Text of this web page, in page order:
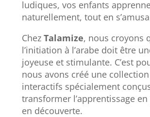
ludiques, vos enfants
naturellement, tout en
Chez Talamize, nous croyons
l’initiation à l’arabe doit être
joyeuse et stimulante. C’est
nous avons créé une
interactifs spécialement
transformer l’apprentissage
en découverte.